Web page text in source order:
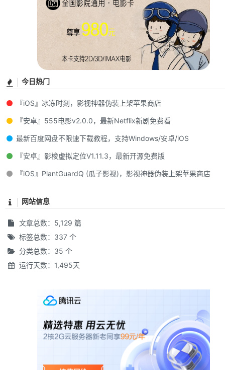
今日热门
『iOS』冰冻时刻，影视神器伪装上架苹果商店
『安卓』555电影v2.0.0，最新Netflix新剧免费看
最新百度网盘不限速下载教程，支持Windows/安卓/iOS
『安卓』影梭虚拟定位V1.11.3，最新开源免费版
『iOS』PlantGuardQ (瓜子影视)，影视神器伪装上架苹果商店
网站信息
文章总数：5,129 篇
标签总数：337 个
分类总数：35 个
运行天数：1,495天